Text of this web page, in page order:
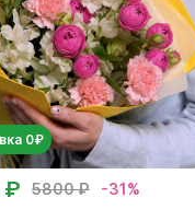
0₽
5800 ₽ -31%
₽